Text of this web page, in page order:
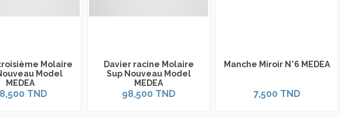
Molaire
Model
MEDEA
TND
Davier racine Molaire
Sup Nouveau Model
MEDEA
98,500 TND
Manche Miroir N°6 MEDEA
7,500 TND